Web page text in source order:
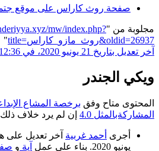
صفحة روث كاراس على موقع
مجلوبة من "mw/index.php?
title=روث_مازو_كاراس&oldid=26937
"
آخر تعديل بتاريخ 21 يونيو 2020، في 12:36
ويكي الجندر
المحتوى متاح وفق برخصة المشاع
المشاركةبالمثل 4.0
إن لم يرد خلاف
أجرى أحمد غربية
يونيو 2020. بناء على عمل
آية و